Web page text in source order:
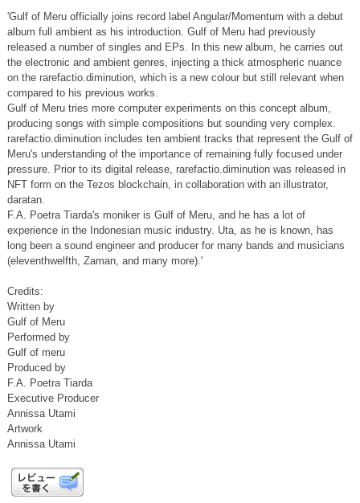
'Gulf of Meru officially joins record label Angular/Momentum with a debut
album full ambient as his introduction. Gulf of Meru had previously
released a number of singles and EPs. In this new album, he carries out
the electronic and ambient genres, injecting a thick atmospheric nuance
on the rarefactio.diminution, which is a new colour but still relevant when
compared to his previous works.
Gulf of Meru tries more computer experiments on this concept album,
producing songs with simple compositions but sounding very complex.
rarefactio.diminution includes ten ambient tracks that represent the Gulf of
Meru's understanding of the importance of remaining fully focused under
pressure. Prior to its digital release, rarefactio.diminution was released in
NFT form on the Tezos blockchain, in collaboration with an illustrator,
daratan.
F.A. Poetra Tiarda's moniker is Gulf of Meru, and he has a lot of
experience in the Indonesian music industry. Uta, as he is known, has
long been a sound engineer and producer for many bands and musicians
(eleventhwelfth, Zaman, and many more).'
Credits:
Written by
Gulf of Meru
Performed by
Gulf of meru
Produced by
F.A. Poetra Tiarda
Executive Producer
Annissa Utami
Artwork
Annissa Utami